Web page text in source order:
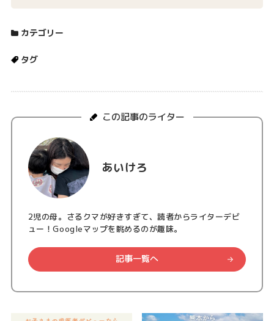
カテゴリー
タグ
この記事のライター
あいけろ
2児の母。さるクマが好きすぎて、読者からライターデビ
ュー！Googleマップを眺めるのが趣味。
記事一覧へ